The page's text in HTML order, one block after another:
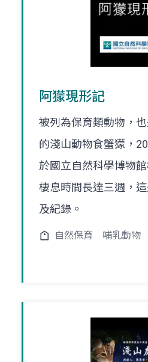
阿獴現形記
被列為保育類動物，
的淺山動物食蟹獴，
於國立自然科學博物
棲息時間長達三週，
及紀錄。
自然保育 哺乳動物